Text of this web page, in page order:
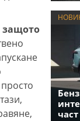
защото
част